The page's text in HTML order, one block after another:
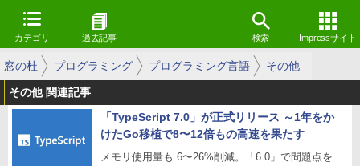
カテゴリ 過去記事 検索 Impressサイト
窓の杜 プログラミング プログラミング言語 その他
その他 関連記事
「TypeScript 7.0」が正式リリース ～1年をか
けたGo移植で8〜12倍もの高速を果たす
メモリ使用量も 6〜26%削減。「6.0」で問題点を